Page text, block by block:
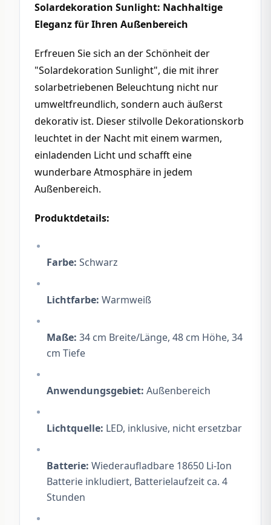
Solardekoration Sunlight: Nachhaltige
Eleganz für Ihren Außenbereich
Erfreuen Sie sich an der Schönheit der
"Solardekoration Sunlight", die mit ihrer
solarbetriebenen Beleuchtung nicht nur
umweltfreundlich, sondern auch äußerst
dekorativ ist. Dieser stilvolle Dekorationskorb
leuchtet in der Nacht mit einem warmen,
einladenden Licht und schafft eine
wunderbare Atmosphäre in jedem
Außenbereich.
Produktdetails:
Farbe: Schwarz
Lichtfarbe: Warmweiß
Maße: 34 cm Breite/Länge, 48 cm Höhe, 34
cm Tiefe
Anwendungsgebiet: Außenbereich
Lichtquelle: LED, inklusive, nicht ersetzbar
Batterie: Wiederaufladbare 18650 Li-Ion
Batterie inkludiert, Batterielaufzeit ca. 4
Stunden